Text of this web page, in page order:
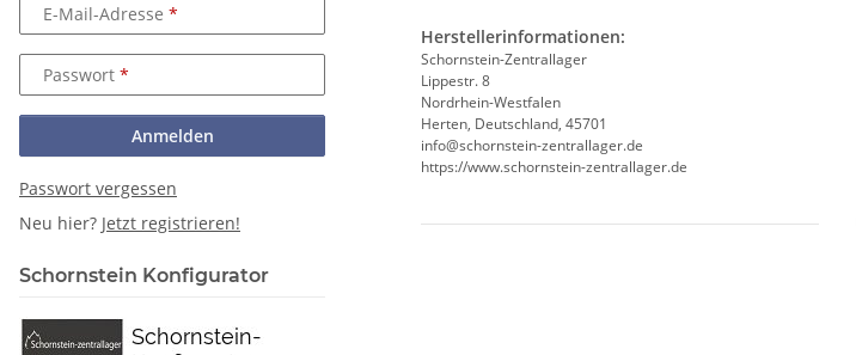
Herstellerinformationen:
Schornstein-Zentrallager
Lippestr. 8
Nordrhein-Westfalen
Herten, Deutschland, 45701
info@schornstein-zentrallager.de
https://www.schornstein-zentrallager.de
E-Mail-Adresse
Passwort
Anmelden
Passwort vergessen
Neu hier? Jetzt registrieren!
Schornstein Konfigurator